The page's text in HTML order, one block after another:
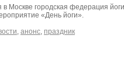
в Москве городская федерация йоги
«День йоги».
, анонс, праздник